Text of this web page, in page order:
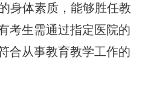
身体素质，能够胜任教
考生需通过指定医院的
合从事教育教学工作的